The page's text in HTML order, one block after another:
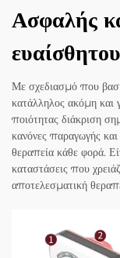
Ασφαλής
Με σχεδιασμό που
κατάλληλος ακόμη και
ποιότητας διάκριση
κανόνες παραγωγής
θεραπεία κάθε φορά.
καταστάσεις που
αποτελεσματική